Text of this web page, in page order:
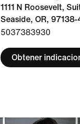
1111 N Roosevelt,
Seaside, OR, 97138-
5037383930
Obtener